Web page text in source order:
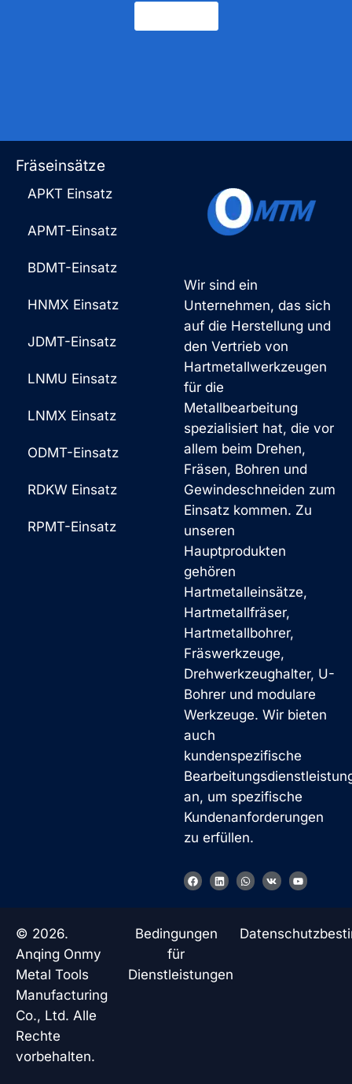
Wir sind ein
Unternehmen, das sich
auf die Herstellung und
den Vertrieb von
Hartmetallwerkzeugen
für die
Metallbearbeitung
spezialisiert hat, die vor
allem beim Drehen,
Fräsen, Bohren und
Gewindeschneiden zum
Einsatz kommen. Zu
unseren
Hauptprodukten
gehören
Hartmetalleinsätze,
Hartmetallfräser,
Hartmetallbohrer,
Fräswerkzeuge,
Drehwerkzeughalter, U-
Bohrer und modulare
Werkzeuge. Wir bieten
auch
kundenspezifische
an, um spezifische
Kundenanforderungen
zu erfüllen.
F
a
o
L
i
W
h
a
p
V
k
Y
o
e
Fräseinsätze
APKT Einsatz
APMT-Einsatz
BDMT-Einsatz
HNMX Einsatz
JDMT-Einsatz
LNMU Einsatz
LNMX Einsatz
ODMT-Einsatz
RDKW Einsatz
RPMT-Einsatz
© 2026.
Anqing Onmy
Metal Tools
Manufacturing
Co., Ltd. Alle
Rechte
vorbehalten.
Bedingungen
für
Dienstleistungen